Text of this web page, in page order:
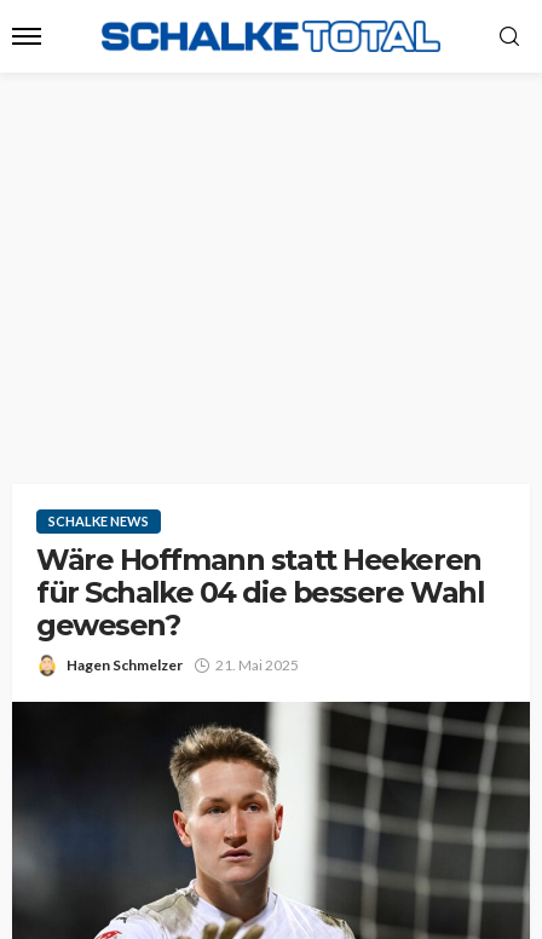
SCHALKE NEWS
Wäre Hoffmann statt Heekeren
für Schalke 04 die bessere Wahl
gewesen?
Hagen Schmelzer 21. Mai 2025